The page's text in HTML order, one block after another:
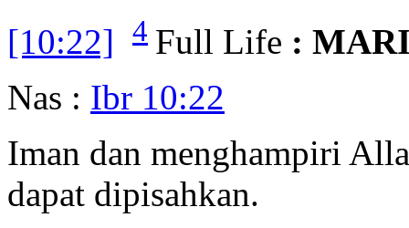
[10:22]
4 Full Life :
Nas : Ibr 10:22
Iman dan menghampiri
dapat dipisahkan.